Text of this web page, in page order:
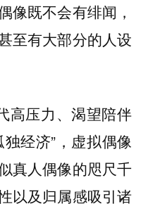
像既不会有绯闻，
至有大部分的人设
高压力、渴望陪伴
经济”，虚拟偶像
真人偶像的咫尺千
以及归属感吸引诸